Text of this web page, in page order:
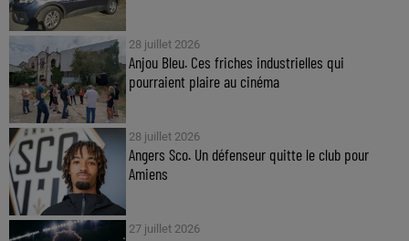
28 juillet 2026
Anjou Bleu. Ces friches industrielles qui
pourraient plaire au cinéma
28 juillet 2026
Angers Sco. Un défenseur quitte le club pour
Amiens
27 juillet 2026